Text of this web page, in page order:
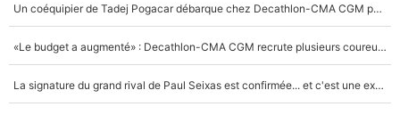
Un coéquipier de Tadej Pogacar débarque chez Decathlon-CMA CGM pour épauler Paul Seixas : «Mes meilleures années sont à venir»
«Le budget a augmenté» : Decathlon-CMA CGM recrute plusieurs coureurs pour offrir à Paul Seixas une équipe pour gagner le Tour de France 2027
La signature du grand rival de Paul Seixas est confirmée... et c'est une excellente nouvelle pour l'équipe Decathlon-CMA CGM !